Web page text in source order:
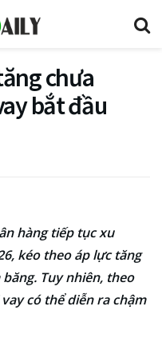
chưa
bắt đầu
hàng tiếp tục xu
kéo theo áp lực tăng
Tuy nhiên, theo
có thể diễn ra chậm